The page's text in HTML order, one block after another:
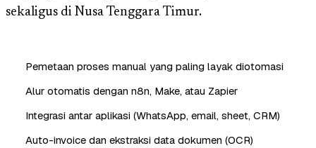
sekaligus di Nusa Tenggara Timur.
Pemetaan proses manual yang paling layak diotomasi
Alur otomatis dengan n8n, Make, atau Zapier
Integrasi antar aplikasi (WhatsApp, email, sheet, CRM)
Auto-invoice dan ekstraksi data dokumen (OCR)